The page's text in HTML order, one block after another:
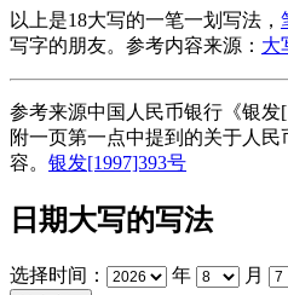
以上是18大写的一笔一划写法，
写字的朋友。参考内容来源： 大
参考来源中国人民币银行《银发
附一页第一点中提到的关于人
容。 银发[1997]393号
日期大写的写法
选择时间： 年 月